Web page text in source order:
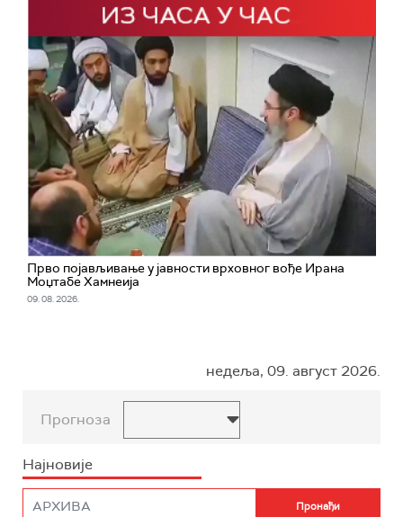
Прво појављивање у јавности врховног вође Ирана
Моџтабe Хамнеија
09. 08. 2026.
недеља, 09. август 2026.
Прогноза
Најновије